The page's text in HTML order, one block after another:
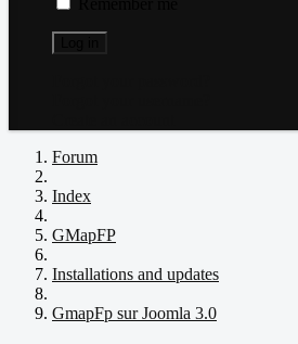
Forum
Index
GMapFP
Installations and updates
GmapFp sur Joomla 3.0